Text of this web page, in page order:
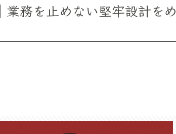
務を止めない堅牢設計をめ